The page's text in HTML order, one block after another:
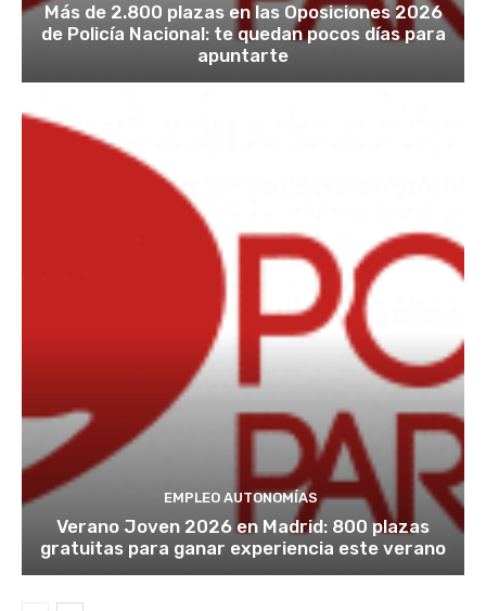
Más de 2.800 plazas en las Oposiciones 2026
de Policía Nacional: te quedan pocos días para
apuntarte
EMPLEO AUTONOMÍAS
Verano Joven 2026 en Madrid: 800 plazas
gratuitas para ganar experiencia este verano